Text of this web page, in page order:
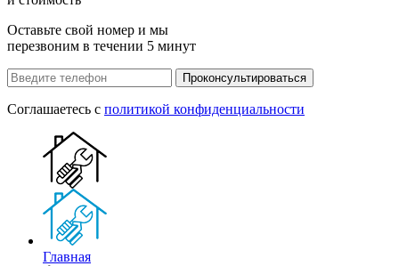
Оставьте свой номер и мы
перезвоним в течении 5 минут
Проконсультироваться
Соглашаетесь с политикой конфиденциальности
Главная